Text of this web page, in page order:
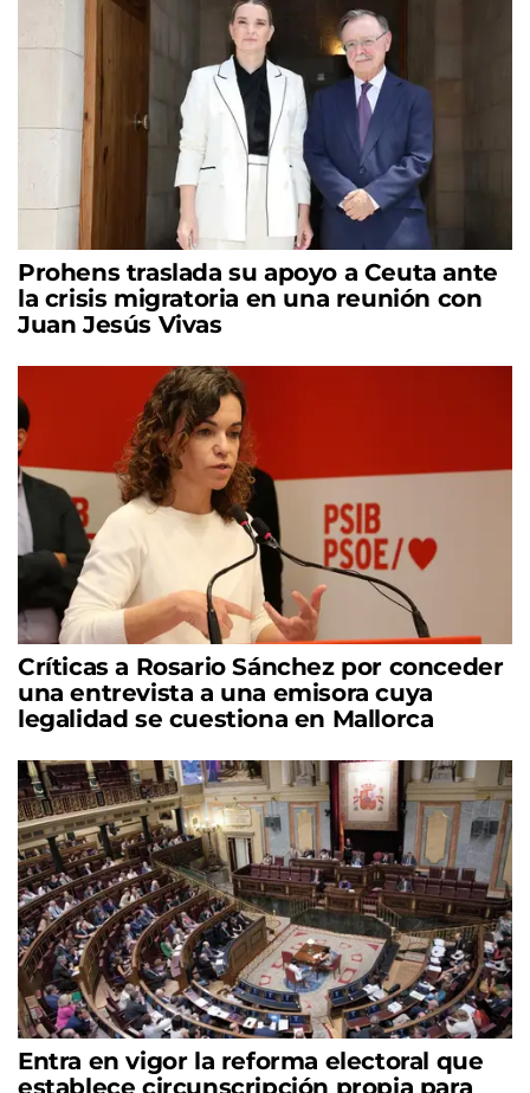
Prohens traslada su apoyo a Ceuta ante
la crisis migratoria en una reunión con
Juan Jesús Vivas
Críticas a Rosario Sánchez por conceder
una entrevista a una emisora cuya
legalidad se cuestiona en Mallorca
Entra en vigor la reforma electoral que
establece circunscripción propia para